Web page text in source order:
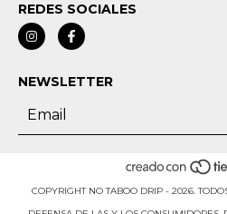
REDES SOCIALES
NEWSLETTER
COPYRIGHT NO TABOO DRIP - 2026.